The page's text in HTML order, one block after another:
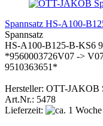
Spannsatz HS-A100-
Spannsatz
HS-A100-B125-B-KS6
*9560003726V07 ->
9510363651*
​​​​​​​Hersteller: OTT-JAKOB
Art.Nr.: 5478
Lieferzeit: